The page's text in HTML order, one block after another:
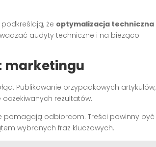
podkreślają, że optymalizacja techniczna
audyty techniczne i na bieżąco
marketingu
Publikowanie przypadkowych artykułów,
rezultatów.
pomagają odbiorcom. Treści powinny być
wybranych fraz kluczowych.